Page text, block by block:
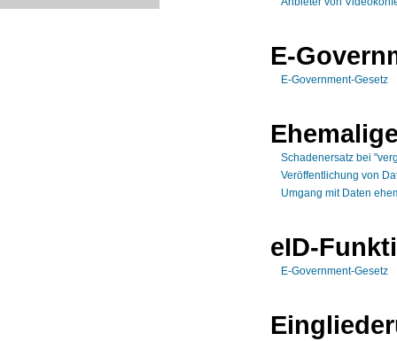
E-
E-Government-Gesetz
Schadenersatz bei
Veröffentlichung von
Umgang mit Daten
eID-
E-Government-Gesetz